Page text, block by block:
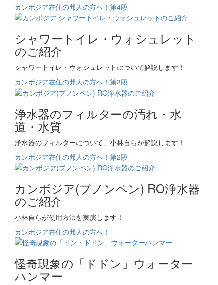
カンボジア在住の邦人の方へ！第4段
シャワートイレ・ウォシュレット
のご紹介
シャワートイレ・ウォシュレットについて解説します！
カンボジア在住の邦人の方へ！第3段
浄水器のフィルターの汚れ・水
道・水質
浄水器のフィルターについて、小林自らが解説します！
カンボジア在住の邦人の方へ！第2段
カンボジア(プノンペン) RO浄水器
のご紹介
小林自らが使用方法を実演します！
カンボジア在住の邦人の方へ！
怪奇現象の「ドドン」ウォーター
ハンマー